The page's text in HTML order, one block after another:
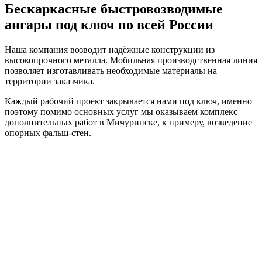
Бескаркасные быстровозводимые
ангары под ключ по всей России
Наша компания возводит надёжные конструкции из
высокопрочного металла. Мобильная производственная линия
позволяет изготавливать необходимые материалы на
территории заказчика.
Каждый рабочий проект закрывается нами под ключ, именно
поэтому помимо основных услуг мы оказываем комплекс
дополнительных работ в Мичуринске, к примеру, возведение
опорных фальш-стен.